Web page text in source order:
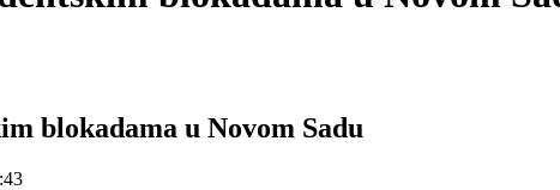
blokadama u Novom Sadu